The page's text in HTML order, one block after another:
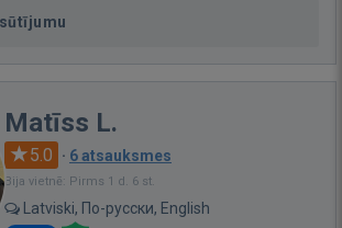
Matīss L.
5.0 · 6 atsauksmes
Bija vietnē: Pirms 1 d. 6 st.
Latviski, По-русски, English